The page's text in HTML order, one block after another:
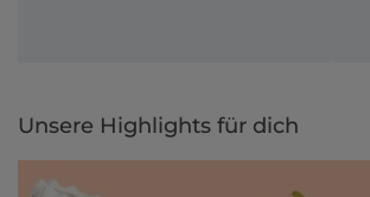
Unsere Highlights für dich